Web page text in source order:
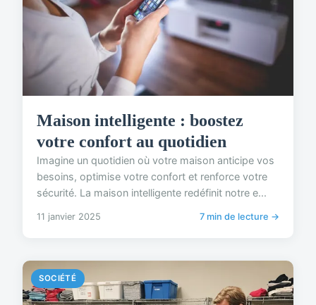
Maison intelligente : boostez
votre confort au quotidien
Imagine un quotidien où votre maison anticipe vos
besoins, optimise votre confort et renforce votre
sécurité. La maison intelligente redéfinit notre e...
11 janvier 2025 7 min de lecture →
SOCIÉTÉ